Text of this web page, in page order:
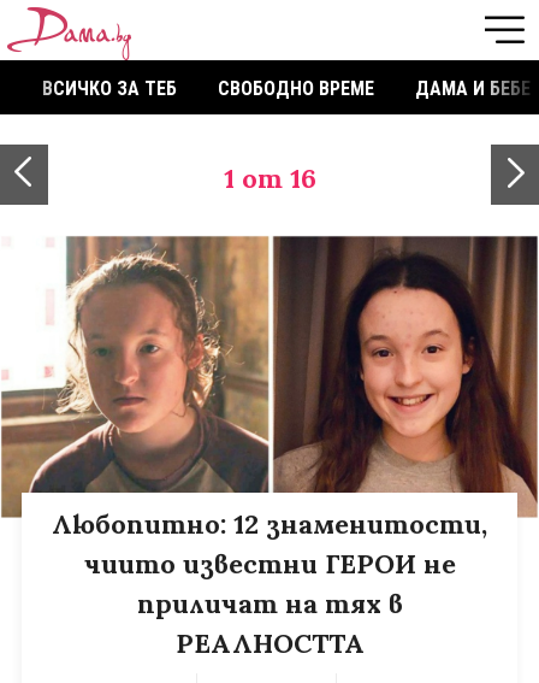
ВСИЧКО ЗА ТЕБ СВОБОДНО ВРЕМЕ ДАМА И БЕБЕ
1 от 16
Любопитно: 12 знаменитости,
чиито известни ГЕРОИ не
приличат на тях в
РЕАЛНОСТТА